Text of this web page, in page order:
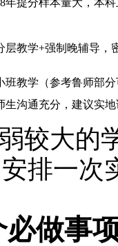
年提分样本量大，本
层教学+强制晚辅导，
班教学（参考鲁师部
生沟通充分，建议实
较大的
排一次
必做事